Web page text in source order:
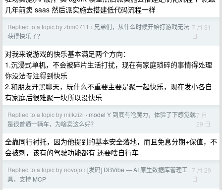
几年前卖 saas 然后派实施去搭建低代码流程一样
Replied to a topic by zbm0711 › 兄弟们，从什么时候开始打游戏无法
获得快乐了？
7 月 31
日
对我来说游戏的快乐基本满足两个方向：
1.沉浸式单机，不会被碎片生活打扰，现在有家庭琐碎的事情得处理
你没法专注得到快乐
2.和朋友开黑聊天，玩什么不重要主要是聚一起快乐，现在发小各自
有家庭后很难聚一块所以没快乐
Replied to a topic by milkzizi › model Y 到底有啥魔力，体验了下感觉就
是很普通一辆车，为啥卖这么好？
7 月
29 日
全靠同行衬托，因为他提到的基本安全落地，而且免息分期+保值，不
会被刺，该有的驾驶功能都有 还要啥自行车
Replied to a topic by novojo › [发码] DBVibe — AI 原生数据库管理工
具，支持 MCP
7 月 29
日